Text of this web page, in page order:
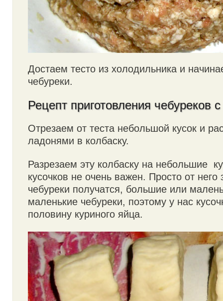
Достаем тесто из холодильника и
чебуреки.
Рецепт приготовления чебуреков
Отрезаем от теста небольшой кусок и
ладонями в колбаску.
Разрезаем эту колбаску на небольшие
кусочков не очень важен. Просто от него
чебуреки получатся, большие или
маленькие чебуреки, поэтому у нас
половину куриного яйца.